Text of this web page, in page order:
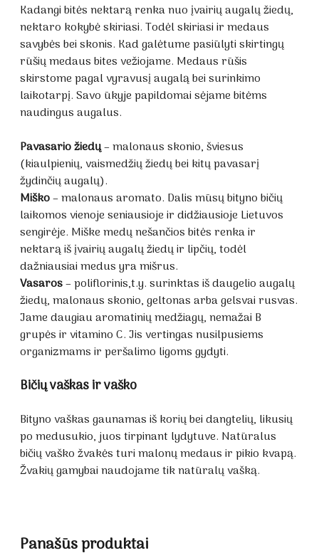
Kadangi bitės nektarą renka nuo įvairių augalų žiedų,
nektaro kokybė skiriasi. Todėl skiriasi ir medaus
savybės bei skonis. Kad galėtume pasiūlyti skirtingų
rūšių medaus bites vežiojame. Medaus rūšis
skirstome pagal vyravusį augalą bei surinkimo
laikotarpį. Savo ūkyje papildomai sėjame bitėms
naudingus augalus.
Pavasario žiedų– malonaus skonio, šviesus
(kiaulpienių, vaismedžių žiedų bei kitų pavasarį
žydinčių augalų).
Miško– malonaus aromato. Dalis mūsų bityno bičių
laikomos vienoje seniausioje ir didžiausioje Lietuvos
sengirėje. Miške medų nešančios bitės renka ir
nektarą iš įvairių augalų žiedų ir lipčių, todėl
dažniausiai medus yra mišrus.
Vasaros– poliflorinis,t.y. surinktas iš daugelio augalų
žiedų, malonaus skonio, geltonas arba gelsvai rusvas.
Jame daugiau aromatinių medžiagų, nemažai B
grupės ir vitamino C. Jis vertingas nusilpusiems
organizmams ir peršalimo ligoms gydyti.
Bičių vaškas ir vaško
Bityno vaškas gaunamas iš korių bei dangtelių, likusių
po medusukio, juos tirpinant lydytuve. Natūralus
bičių vaško žvakės turi malonų medaus ir pikio kvapą.
Žvakių gamybai naudojame tik natūralų vašką.
Panašūs produktai